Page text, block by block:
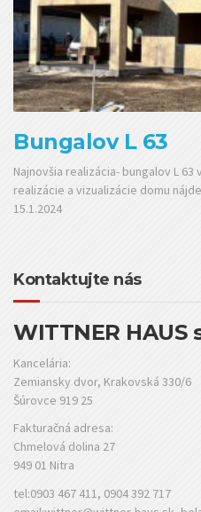
Bungalov L 63
Najnovšia realizácia- bungalov L
realizácie a vizualizácie domu
15.1.2024
Kontaktujte nás
WITTNER HAUS
Kancelária:
Zemiansky dvor, Krakovská 330/6
Šúrovce 919 25
Fakturačná adresa:
Chmelová dolina 27
949 01 Nitra
tel:0903 467 411, 0904 392 717